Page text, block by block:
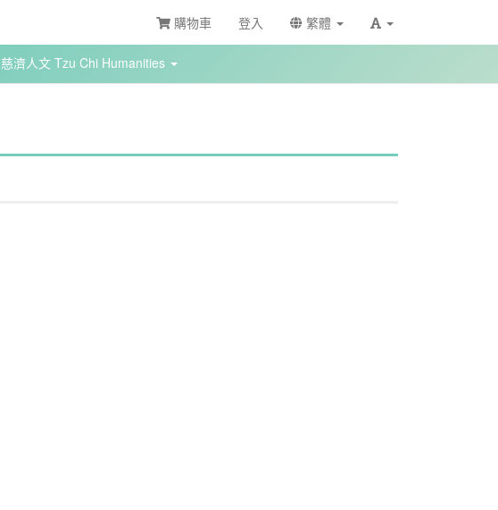
購物車 登入 繁體
慈濟人文 Tzu Chi Humanities